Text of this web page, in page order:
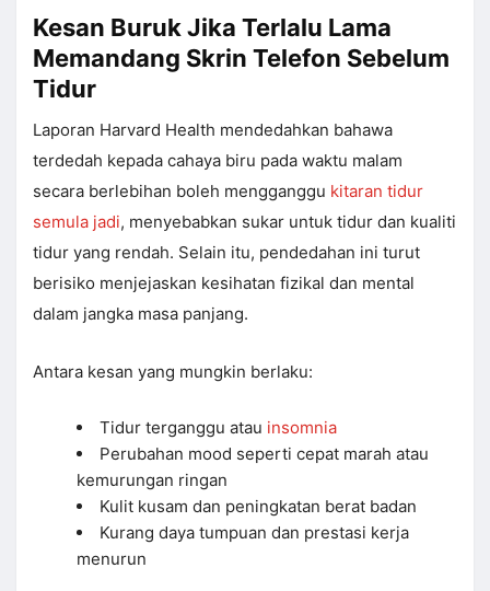
Kesan Buruk Jika Terlalu Lama
Memandang Skrin Telefon Sebelum
Tidur
Laporan Harvard Health mendedahkan bahawa
terdedah kepada cahaya biru pada waktu malam
secara berlebihan boleh mengganggu kitaran tidur
semula jadi, menyebabkan sukar untuk tidur dan kualiti
tidur yang rendah. Selain itu, pendedahan ini turut
berisiko menjejaskan kesihatan fizikal dan mental
dalam jangka masa panjang.
Antara kesan yang mungkin berlaku:
Tidur terganggu atau insomnia
Perubahan mood seperti cepat marah atau
kemurungan ringan
Kulit kusam dan peningkatan berat badan
Kurang daya tumpuan dan prestasi kerja
menurun